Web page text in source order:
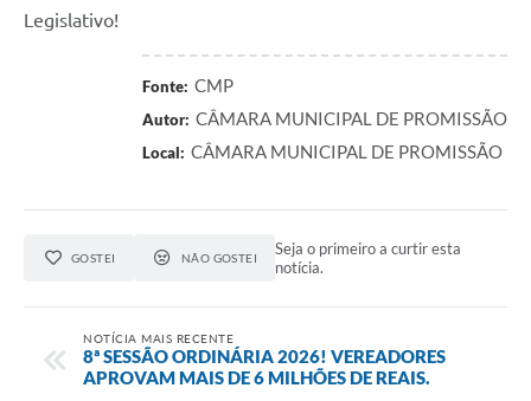
Legislativo!
Fonte: CMP
Autor: CÂMARA MUNICIPAL DE PROMISSÃO
Local: CÂMARA MUNICIPAL DE PROMISSÃO
GOSTEI NÃO GOSTEI
Seja o primeiro a curtir esta
notícia.
NOTÍCIA MAIS RECENTE
8ª SESSÃO ORDINÁRIA 2026! VEREADORES
APROVAM MAIS DE 6 MILHÕES DE REAIS.